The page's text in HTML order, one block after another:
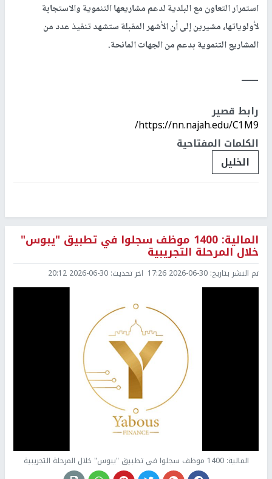
استمرار التعاون مع البلدية لدعم مشاريعها التنموية والاستجابة
لأولوياتها، مشيرين إلى أن الأشهر المقبلة ستشهد تنفيذ عدد من
المشاريع التنموية بدعم من الجهات المانحة.
ـــــــ
رابط قصير
https://nn.najah.edu/C1M9/
الكلمات المفتاحية
الخليل
المالية: 1400 موظف سجلوا في تطبيق "يبوس"
خلال المرحلة التجريبية
تم النشر بتاريخ: 2026-06-30 17:26 اخر تحديث: 2026-06-30 20:12
المالية: 1400 موظف سجلوا في تطبيق "يبوس" خلال المرحلة التجريبية